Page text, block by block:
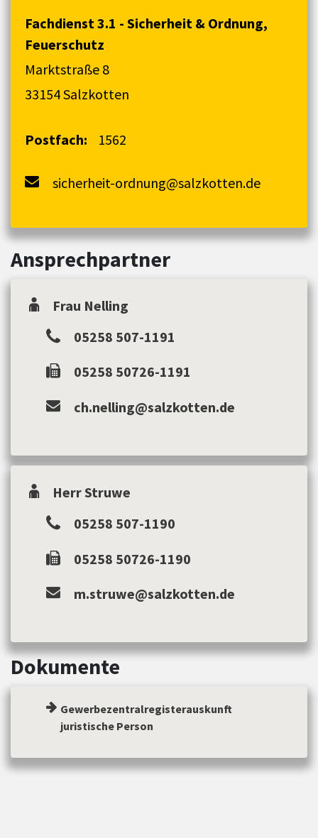
Fachdienst 3.1 - Sicherheit & Ordnung,
Feuerschutz
Marktstraße 8
33154 Salzkotten
Postfach: 1562
sicherheit-ordnung@salzkotten.de
Ansprechpartner
Frau Nelling
05258 507-1191
05258 50726-1191
ch.nelling@salzkotten.de
Herr Struwe
05258 507-1190
05258 50726-1190
m.struwe@salzkotten.de
Dokumente
Gewerbezentralregisterauskunft
juristische Person